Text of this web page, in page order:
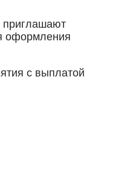
приглашают
оформления
с выплатой